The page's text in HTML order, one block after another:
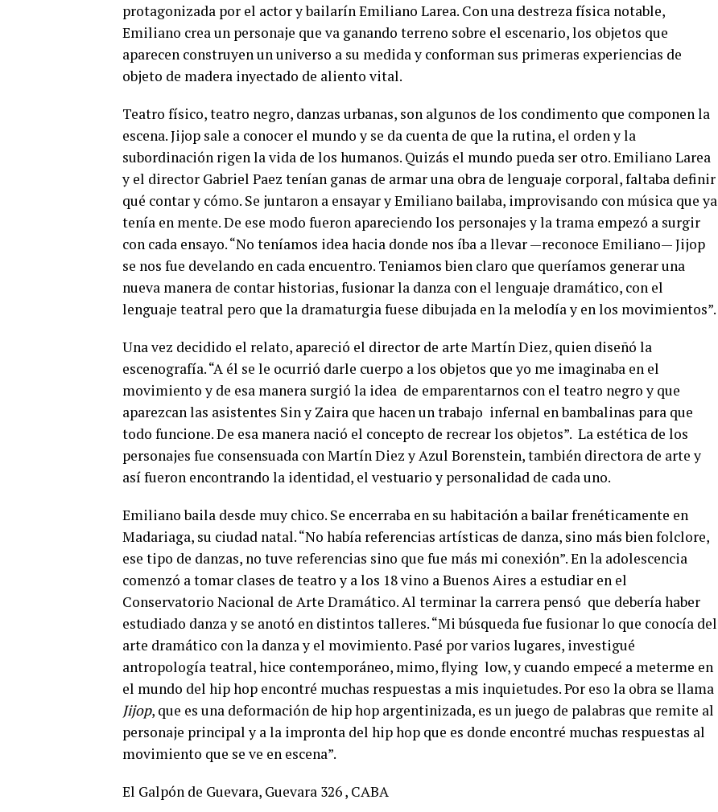
protagonizada por el actor y bailarín Emiliano Larea. Con una destreza física notable,
Emiliano crea un personaje que va ganando terreno sobre el escenario, los objetos que
aparecen construyen un universo a su medida y conforman sus primeras experiencias de
objeto de madera inyectado de aliento vital.
Teatro físico, teatro negro, danzas urbanas, son algunos de los condimento que componen la
escena. Jijop sale a conocer el mundo y se da cuenta de que la rutina, el orden y la
subordinación rigen la vida de los humanos. Quizás el mundo pueda ser otro. Emiliano Larea
y el director Gabriel Paez tenían ganas de armar una obra de lenguaje corporal, faltaba definir
qué contar y cómo. Se juntaron a ensayar y Emiliano bailaba, improvisando con música que ya
tenía en mente. De ese modo fueron apareciendo los personajes y la trama empezó a surgir
con cada ensayo. “No teníamos idea hacia donde nos íba a llevar —reconoce Emiliano— Jijop
se nos fue develando en cada encuentro. Teniamos bien claro que queríamos generar una
nueva manera de contar historias, fusionar la danza con el lenguaje dramático, con el
lenguaje teatral pero que la dramaturgia fuese dibujada en la melodía y en los movimientos”.
Una vez decidido el relato, apareció el director de arte Martín Diez, quien diseñó la
escenografía. “A él se le ocurrió darle cuerpo a los objetos que yo me imaginaba en el
movimiento y de esa manera surgió la idea de emparentarnos con el teatro negro y que
aparezcan las asistentes Sin y Zaira que hacen un trabajo infernal en bambalinas para que
todo funcione. De esa manera nació el concepto de recrear los objetos”. La estética de los
personajes fue consensuada con Martín Diez y Azul Borenstein, también directora de arte y
así fueron encontrando la identidad, el vestuario y personalidad de cada uno.
Emiliano baila desde muy chico. Se encerraba en su habitación a bailar frenéticamente en
Madariaga, su ciudad natal. “No había referencias artísticas de danza, sino más bien folclore,
ese tipo de danzas, no tuve referencias sino que fue más mi conexión”. En la adolescencia
comenzó a tomar clases de teatro y a los 18 vino a Buenos Aires a estudiar en el
Conservatorio Nacional de Arte Dramático. Al terminar la carrera pensó que debería haber
estudiado danza y se anotó en distintos talleres. “Mi búsqueda fue fusionar lo que conocía del
arte dramático con la danza y el movimiento. Pasé por varios lugares, investigué
antropología teatral, hice contemporáneo, mimo, flying low, y cuando empecé a meterme en
el mundo del hip hop encontré muchas respuestas a mis inquietudes. Por eso la obra se llama
Jijop, que es una deformación de hip hop argentinizada, es un juego de palabras que remite al
personaje principal y a la impronta del hip hop que es donde encontré muchas respuestas al
movimiento que se ve en escena”.
El Galpón de Guevara, Guevara 326 , CABA